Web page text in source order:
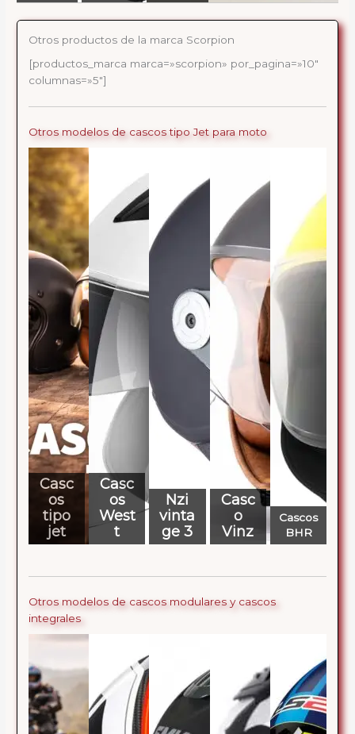
Otros productos de la marca Scorpion
[productos_marca marca=»scorpion» por_pagina=»10″
columnas=»5″]
Otros modelos de cascos tipo Jet para moto
Casc
os
tipo
jet
Casc
os
West
t
Nzi
vinta
ge 3
Casc
o
Vinz
Cascos
BHR
Otros modelos de cascos modulares y cascos
integrales